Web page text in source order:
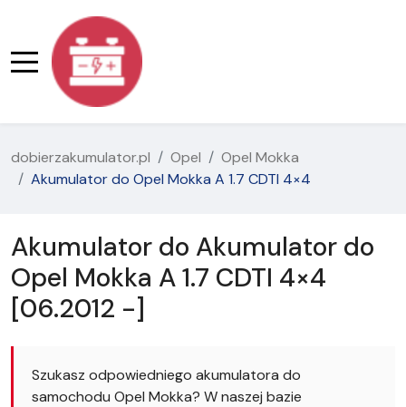
dobierzakumulator.pl Opel
Opel Mokka
Akumulator do Opel Mokka A 1.7 CDTI 4×4
Akumulator do Akumulator do
Opel Mokka A 1.7 CDTI 4×4
[06.2012 -]
Szukasz odpowiedniego akumulatora do
samochodu Opel Mokka? W naszej bazie